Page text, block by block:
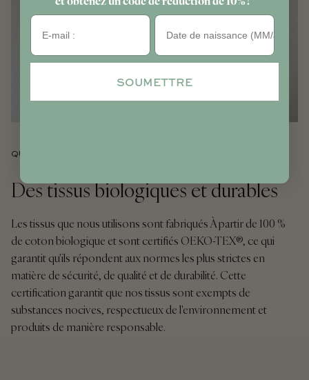
QUALITÉ
Des tissus biologiques et durables
Les tissus que nous utilisons sont fabriqués À partir de 100 %
de coton biologique et sont certifiés OEKO-TEX®, ce qui
garantit qu'ils répondent aux normes les plus strictes en
matière de sécurité, de qualité et de durabilité. Cette
certification garantit que nos tissus sont exempts de
substances nocives, respectueux de l'environnement et
produits de manière responsable.
Anniversaire
SOUMETTRE